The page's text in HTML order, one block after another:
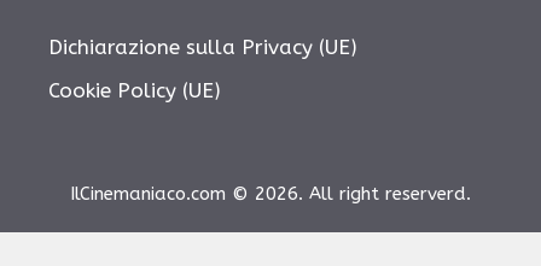
Dichiarazione sulla Privacy (UE)
Cookie Policy (UE)
IlCinemaniaco.com © 2026. All right reserverd.